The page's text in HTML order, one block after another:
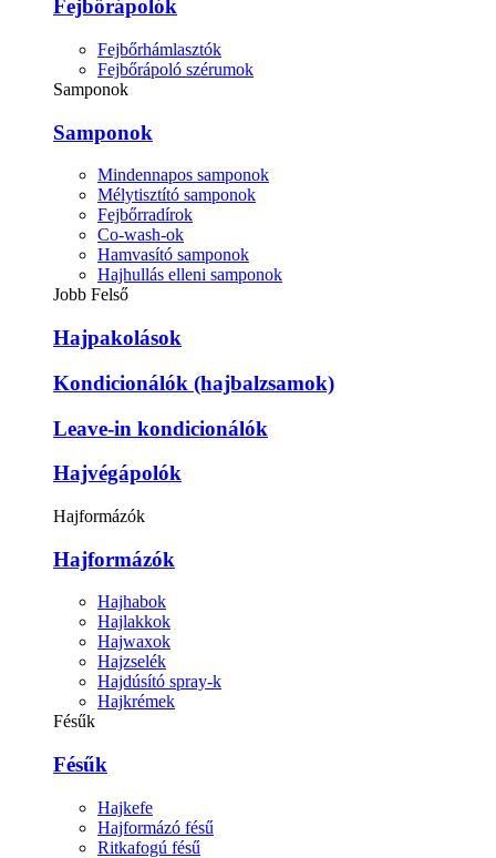
Fejbőrápolók
Fejbőrhámlasztók
Fejbőrápoló szérumok
Samponok
Samponok
Mindennapos samponok
Mélytisztító samponok
Fejbőrradírok
Co-wash-ok
Hamvasító samponok
Hajhullás elleni samponok
Jobb Felső
Hajpakolások
Kondicionálók (hajbalzsamok)
Leave-in kondicionálók
Hajvégápolók
Hajformázók
Hajformázók
Hajhabok
Hajlakkok
Hajwaxok
Hajzselék
Hajdúsító spray-k
Hajkrémek
Fésűk
Fésűk
Hajkefe
Hajformázó fésű
Ritkafogú fésű